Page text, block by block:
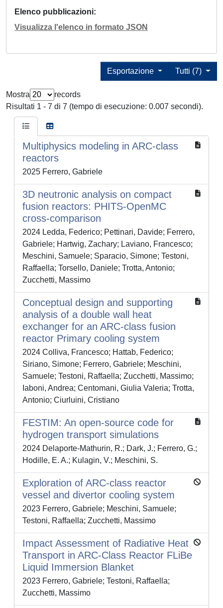
Elenco pubblicazioni
Visualizza l'elenco in formato JSON
Tutti (7)
Esportazione
Mostra
records
Risultati 1 - 7 di 7 (tempo di esecuzione: 0.007 secondi).
Multiphysics modeling in ARC-class
reactors
2025 Ferrero, Gabriele
3D neutronic analysis on compact
fusion reactors: PHITS-OpenMC
cross-comparison
2024 Ledda, Federico; Pettinari, Davide; Ferrero,
Gabriele; Hartwig, Zachary; Laviano, Francesco;
Meschini, Samuele; Sparacio, Simone; Testoni,
Raffaella; Torsello, Daniele; Trotta, Antonio;
Zucchetti, Massimo
Conceptual design and supporting
analysis of a double wall heat
exchanger for an ARC-class fusion
reactor Primary cooling system
2024 Colliva, Francesco; Hattab, Federico;
Siriano, Simone; Ferrero, Gabriele; Meschini,
Samuele; Testoni, Raffaella; Zucchetti, Massimo;
Iaboni, Andrea; Centomani, Giulia Valeria; Trotta,
Antonio; Ciurluini, Cristiano
FESTIM: An open-source code for
hydrogen transport simulations
2024 Delaporte-Mathurin, R.; Dark, J.; Ferrero, G.;
Hodille, E. A.; Kulagin, V.; Meschini, S.
Exploration of ARC-class reactor
vessel and divertor cooling system
2023 Ferrero, Gabriele; Meschini, Samuele;
Testoni, Raffaella; Zucchetti, Massimo
Impact Assessment of Radiative Heat
Transport in ARC-Class Reactor FLiBe
Liquid Immersion Blanket
2023 Ferrero, Gabriele; Testoni, Raffaella;
Zucchetti, Massimo